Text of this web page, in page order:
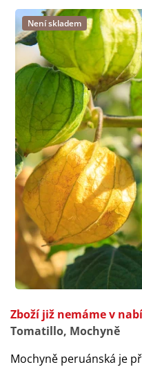
Není skladem
Zboží již nemáme v
Tomatillo, Mochyně
Mochyně peruánská je